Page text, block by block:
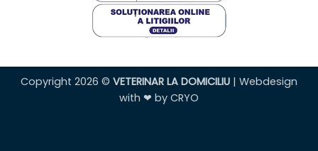
Copyright 2026 © VETERINAR LA DOMICILIU | Webdesign
with ❤ by CRYO